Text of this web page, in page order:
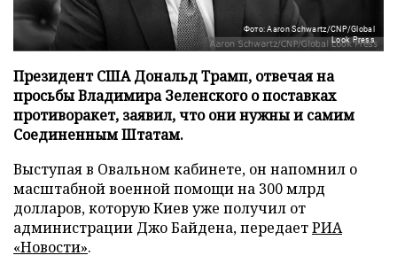
Фото: Aaron Schwartz/CNP/Global
Look Press
Президент США Дональд Трамп, отвечая на
просьбы Владимира Зеленского о поставках
противоракет, заявил, что они нужны и самим
Соединенным Штатам.
Выступая в Овальном кабинете, он напомнил о
масштабной военной помощи на 300 млрд
долларов, которую Киев уже получил от
администрации Джо Байдена, передаетРИА
«Новости».